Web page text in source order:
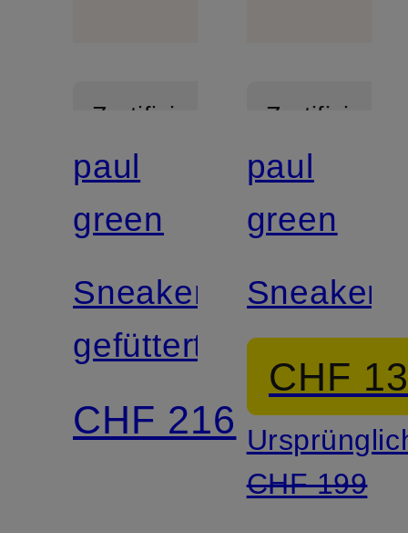
Zertifiziert
paul
green
Sneaker
gefüttert
CHF 216
Zertifiziert
paul
green
Sneaker
CHF
CHF 199